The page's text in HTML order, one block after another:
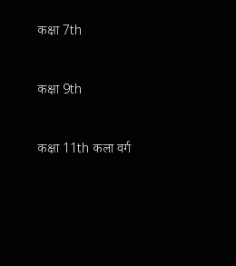
कक्षा 7th
कक्षा 9th
कक्षा 11th कला वर्ग